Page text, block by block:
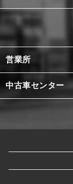
営業所
中古車センター